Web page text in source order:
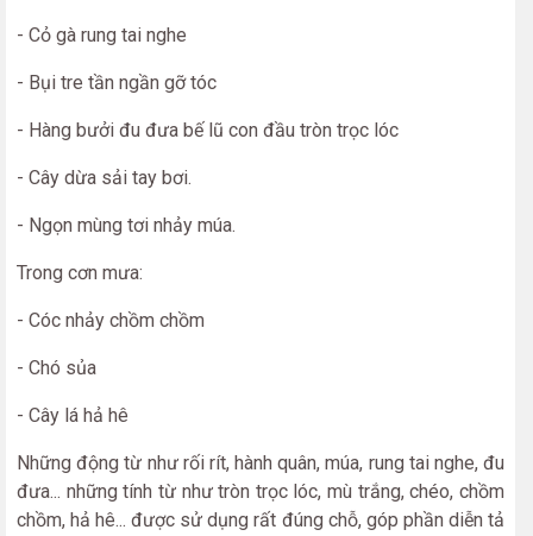
- Cỏ gà rung tai nghe
- Bụi tre tần ngần gỡ tóc
- Hàng bưởi đu đưa bế lũ con đầu tròn trọc lóc
- Cây dừa sải tay bơi.
- Ngọn mùng tơi nhảy múa.
Trong cơn mưa:
- Cóc nhảy chồm chồm
- Chó sủa
- Cây lá hả hê
Những động từ như rối rít, hành quân, múa, rung tai nghe, đu
đưa... những tính từ như tròn trọc lóc, mù trắng, chéo, chồm
chồm, hả hê... được sử dụng rất đúng chỗ, góp phần diễn tả